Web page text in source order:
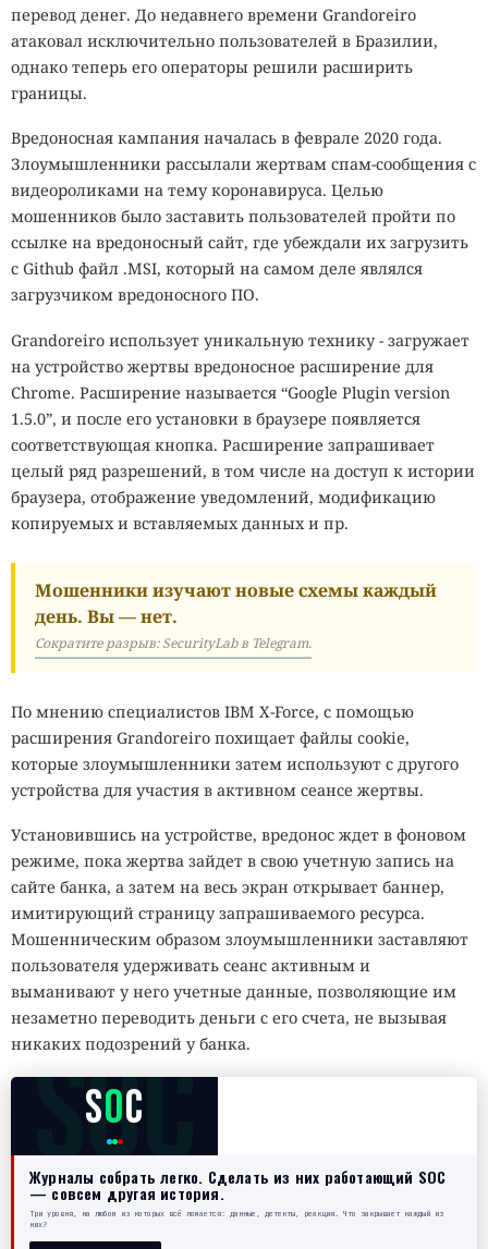
перевод денег. До недавнего времени Grandoreiro
атаковал исключительно пользователей в Бразилии,
однако теперь его операторы решили расширить
границы.
Вредоносная кампания началась в феврале 2020 года.
Злоумышленники рассылали жертвам спам-сообщения с
видеороликами на тему коронавируса. Целью
мошенников было заставить пользователей пройти по
ссылке на вредоносный сайт, где убеждали их загрузить
с Github файл .MSI, который на самом деле являлся
загрузчиком вредоносного ПО.
Grandoreiro использует уникальную технику - загружает
на устройство жертвы вредоносное расширение для
Chrome. Расширение называется “Google Plugin version
1.5.0”, и после его установки в браузере появляется
соответствующая кнопка. Расширение запрашивает
целый ряд разрешений, в том числе на доступ к истории
браузера, отображение уведомлений, модификацию
копируемых и вставляемых данных и пр.
Мошенники изучают новые схемы каждый
день. Вы — нет.
Сократите разрыв: SecurityLab в Telegram.
По мнению специалистов IBM X-Force, с помощью
расширения Grandoreiro похищает файлы cookie,
которые злоумышленники затем используют с другого
устройства для участия в активном сеансе жертвы.
Установившись на устройстве, вредонос ждет в фоновом
режиме, пока жертва зайдет в свою учетную запись на
сайте банка, а затем на весь экран открывает баннер,
имитирующий страницу запрашиваемого ресурса.
Мошенническим образом злоумышленники заставляют
пользователя удерживать сеанс активным и
выманивают у него учетные данные, позволяющие им
незаметно переводить деньги с его счета, не вызывая
никаких подозрений у банка.
SOC
SOC
Журналы собрать легко. Сделать из них работающий SOC
— совсем другая история.
Три уровня, на любом из которых всё ломается: данные, детекты, реакция. Что закрывает каждый из
них?